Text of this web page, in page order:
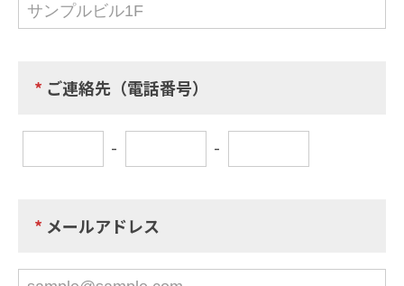
* ご連絡先（電話番号）
- -
* メールアドレス